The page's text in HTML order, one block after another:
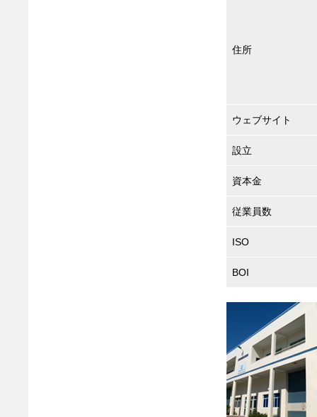
住所
ウェブサイト
設立
資本金
従業員数
ISO
BOI